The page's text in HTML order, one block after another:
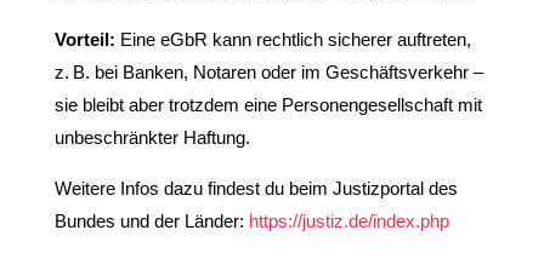
Vorteil: Eine eGbR kann rechtlich sicherer auftreten,
z. B. bei Banken, Notaren oder im Geschäftsverkehr –
sie bleibt aber trotzdem eine Personengesellschaft mit
unbeschränkter Haftung.
Weitere Infos dazu findest du beim Justizportal des
Bundes und der Länder: https://justiz.de/index.php